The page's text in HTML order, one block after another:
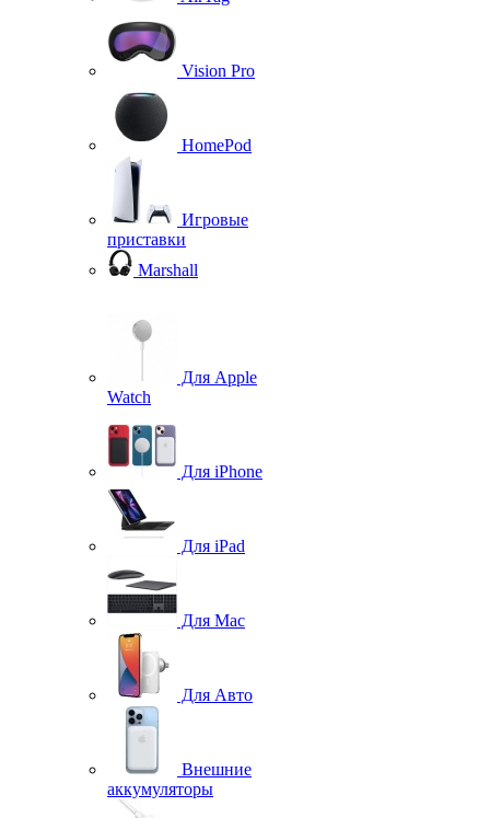
Vision Pro
HomePod
Игровые
приставки
Marshall
Для Apple
Watch
Для iPhone
Для iPad
Для Mac
Для Авто
Внешние
аккумуляторы